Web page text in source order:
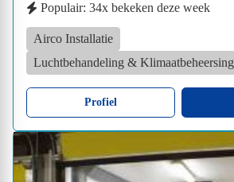
Populair: 34x bekeken deze week
Airco Installatie
Luchtbehandeling & Klimaatbeheersing
Profiel